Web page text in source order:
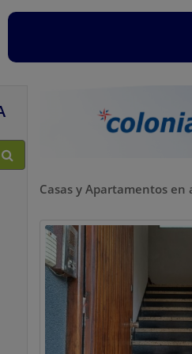
Casas y Apartamentos